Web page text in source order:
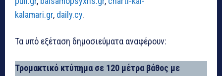
kalamari.gr, daily.cy.
Τα υπό εξέταση δημοσιεύματα αναφέρουν:
Τρομακτικό κτύπημα σε 120 μέτρα βάθος με